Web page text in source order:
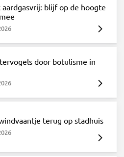
aardgasvrij: blijf op de hoogte
door botulisme in
terug op stadhuis